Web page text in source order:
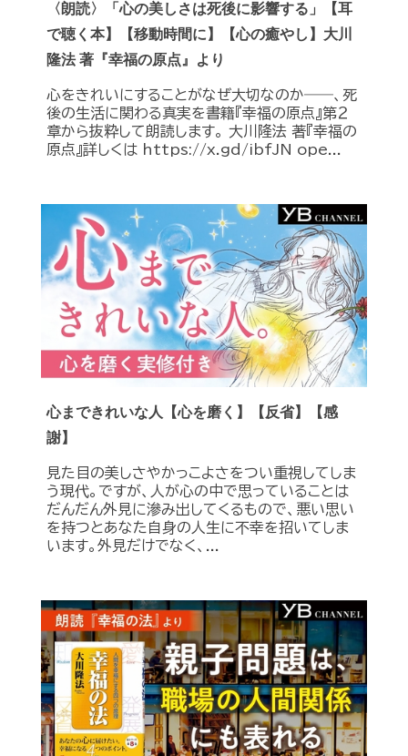
〈朗読〉「心の美しさは死後に影響する」【耳
で聴く本】【移動時間に】【心の癒やし】大川
隆法 著『幸福の原点』より
心をきれいにすることがなぜ大切なのか――、死
後の生活に関わる真実を書籍『幸福の原点』第２
章から抜粋して朗読します。 大川隆法 著『幸福の
原点』詳しくは https://x.gd/ibfJN ope...
心まできれいな人【心を磨く】【反省】【感
謝】
見た目の美しさやかっこよさをつい重視してしま
う現代。ですが、人が心の中で思っていることは
だんだん外見に滲み出してくるもので、悪い思い
を持つとあなた自身の人生に不幸を招いてしま
います。外見だけでなく、...